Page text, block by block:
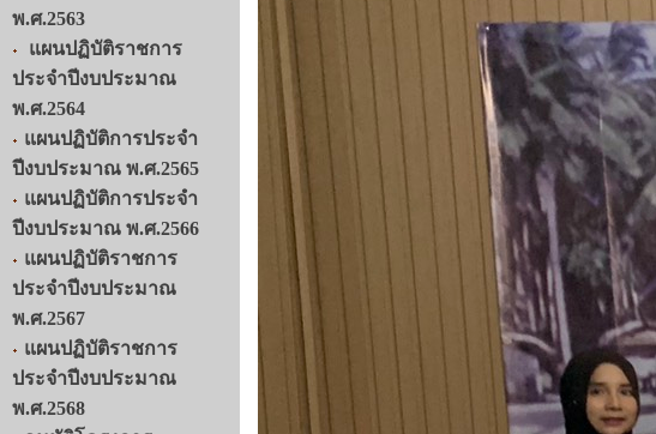
พ.ศ.2563
แผนปฏิบัติราชการ
ประจำปีงบประมาณ
พ.ศ.2564
แผนปฏิบัติการประจำ
ปีงบประมาณ พ.ศ.2565
แผนปฏิบัติการประจำ
ปีงบประมาณ พ.ศ.2566
แผนปฏิบัติราชการ
ประจำปีงบประมาณ
พ.ศ.2567
แผนปฏิบัติราชการ
ประจำปีงบประมาณ
พ.ศ.2568